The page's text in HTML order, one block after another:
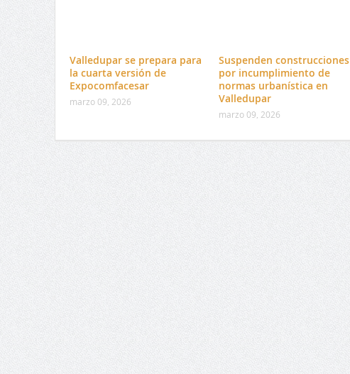
Valledupar se prepara para
la cuarta versión de
Expocomfacesar
marzo 09, 2026
Suspenden construcciones
por incumplimiento de
normas urbanística en
Valledupar
marzo 09, 2026